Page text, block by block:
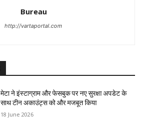
Bureau
http://vartaportal.com
मेटा ने इंस्टाग्राम और फेसबुक पर नए सुरक्षा अपडेट के
साथ टीन अकाउंट्स को और मजबूत किया
18 June 2026